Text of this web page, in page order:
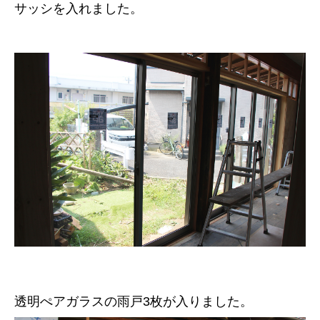
サッシを入れました。
透明ぺアガラスの雨戸3枚が入りました。